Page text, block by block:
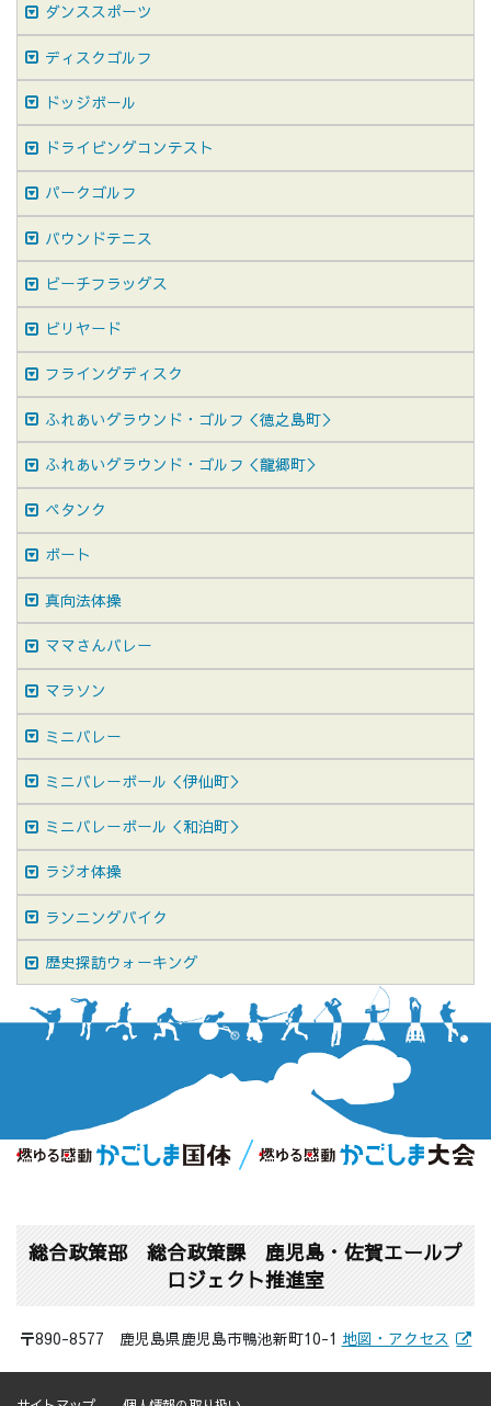
ダンススポーツ
ディスクゴルフ
ドッジボール
ドライビングコンテスト
パークゴルフ
バウンドテニス
ビーチフラッグス
ビリヤード
フライングディスク
ふれあいグラウンド・ゴルフ＜徳之島町＞
ふれあいグラウンド・ゴルフ＜龍郷町＞
ペタンク
ボート
真向法体操
ママさんバレー
マラソン
ミニバレー
ミニバレーボール＜伊仙町＞
ミニバレーボール＜和泊町＞
ラジオ体操
ランニングバイク
歴史探訪ウォーキング
総合政策部 総合政策課 鹿児島・佐賀エールプ
ロジェクト推進室
〒890-8577 鹿児島県鹿児島市鴨池新町10-1 地図・アクセス